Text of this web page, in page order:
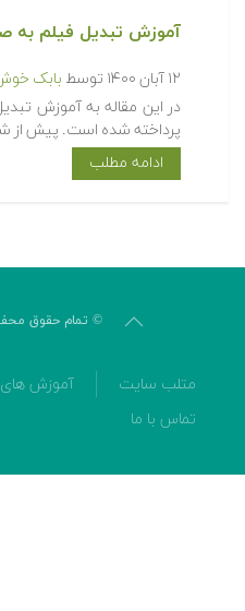
آموزش تبدیل فیلم به
۱۲ آبان ۱۴۰۰ توسط بابک
در این مقاله به آموزش
پرداخته شده است. پیش از
ادامه مطلب
© تمام حقوق
متلب سایت آموزش
تماس با ما